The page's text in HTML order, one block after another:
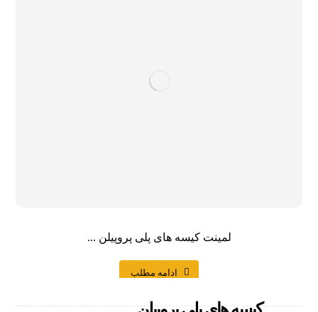
لمینت کیسه های پلی پروپیلن ...
ادامه مطلب